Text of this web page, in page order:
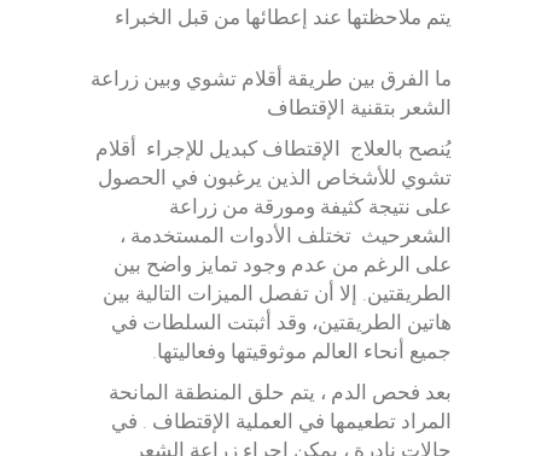
يتم ملاحظتها عند إعطائها من قبل الخبراء
ما الفرق بين طريقة أقلام تشوي وبين زراعة
الشعر بتقنية الإقتطاف
يُنصح بالعلاج الإقتطاف كبديل للإجراء أقلام
تشوي للأشخاص الذين يرغبون في الحصول
على نتيجة كثيفة ومورقة من زراعة
الشعرحيث تختلف الأدوات المستخدمة ،
على الرغم من عدم وجود تمايز واضح بين
الطريقتين. إلا أن تفصل الميزات التالية بين
هاتين الطريقتين، وقد أثبتت السلطات في
جميع أنحاء العالم موثوقيتها وفعاليتها.
بعد فحص الدم ، يتم حلق المنطقة المانحة
المراد تطعيمها في العملية الإقتطاف . في
حالات نادرة ، يمكن إجراء زراعة الشعر